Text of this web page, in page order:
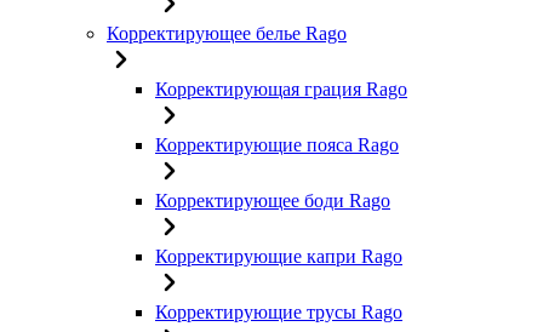
Корректирующее белье Rago
Корректирующая грация Rago
Корректирующие пояса Rago
Корректирующее боди Rago
Корректирующие капри Rago
Корректирующие трусы Rago